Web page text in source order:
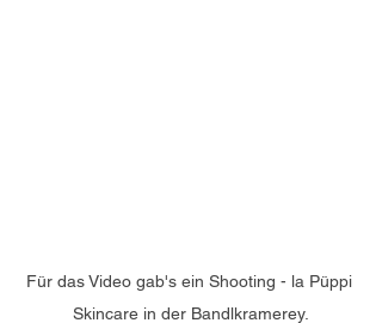
Für das Video gab's ein Shooting - la Püppi
Skincare in der Bandlkramerey.